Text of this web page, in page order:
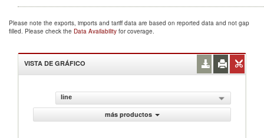
Please note the exports, imports and tariff data are based on reported data and not gap
filled. Please check the Data Availability for coverage.
VISTA DE GRÁFICO
line
más productos